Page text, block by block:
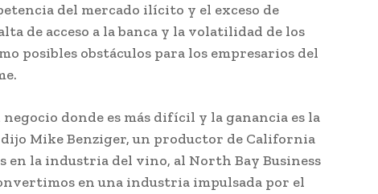
del mercado ilícito y el exceso de
de acceso a la banca y la volatilidad de los
posibles obstáculos para los empresarios del
negocio donde es más difícil y la ganancia es la
Mike Benziger, un productor de California
en la industria del vino, al North Bay Business
en una industria impulsada por el